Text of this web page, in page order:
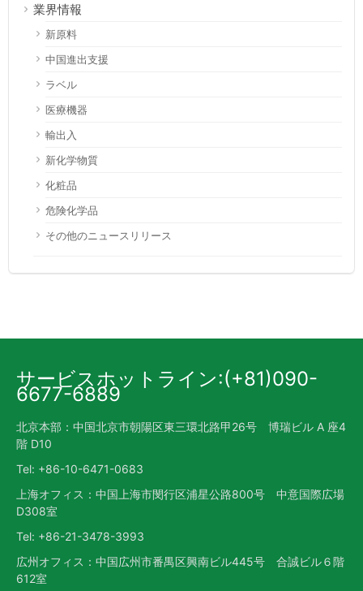
業界情報
新原料
中国進出支援
ラベル
医療機器
輸出入
新化学物質
化粧品
危険化学品
その他のニュースリリース
サービスホットライン:(+81)090-
6677-6889
北京本部：中国北京市朝陽区東三環北路甲26号 博瑞ビル A 座4
階 D10
Tel: +86-10-6471-0683
上海オフィス：中国上海市閔行区浦星公路800号 中意国際広場
D308室
Tel: +86-21-3478-3993
広州オフィス：中国広州市番禺区興南ビル445号 合誠ビル６階
612室